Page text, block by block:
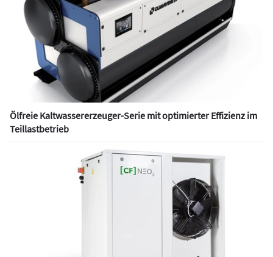
Ölfreie Kaltwassererzeuger-Serie mit optimierter Effizienz im
Teillastbetrieb